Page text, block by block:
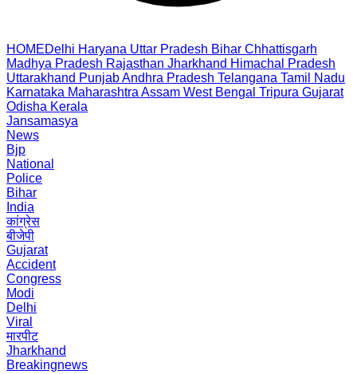
HOMEDelhi Haryana Uttar Pradesh Bihar Chhattisgarh
Madhya Pradesh Rajasthan Jharkhand Himachal Pradesh
Uttarakhand PunjabAndhra Pradesh Telangana Tamil Nadu
Karnataka Maharashtra Assam West Bengal Tripura Gujarat
Odisha Kerala
Jansamasya
News
Bjp
National
Police
Bihar
India
कांग्रेस
बीजेपी
Gujarat
Accident
Congress
Modi
Delhi
Viral
मारपीट
Jharkhand
Breakingnews